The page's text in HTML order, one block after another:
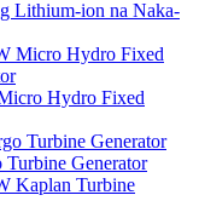
Lithium-ion na Naka-
Hydro Fixed
Generator